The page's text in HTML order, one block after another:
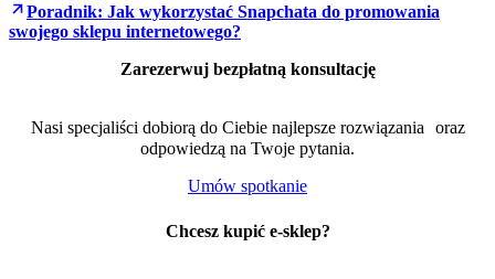
Poradnik: Jak wykorzystać Snapchata do promowania
swojego sklepu internetowego?
Zarezerwuj bezpłatną konsultację
Nasi specjaliści dobiorą do Ciebie najlepsze rozwiązania oraz
odpowiedzą na Twoje pytania.
Umów spotkanie
Chcesz kupić e-sklep?